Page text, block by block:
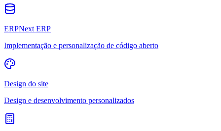
ERPNext ERP
Implementação e personalização de código aberto
Design do site
Design e desenvolvimento personalizados